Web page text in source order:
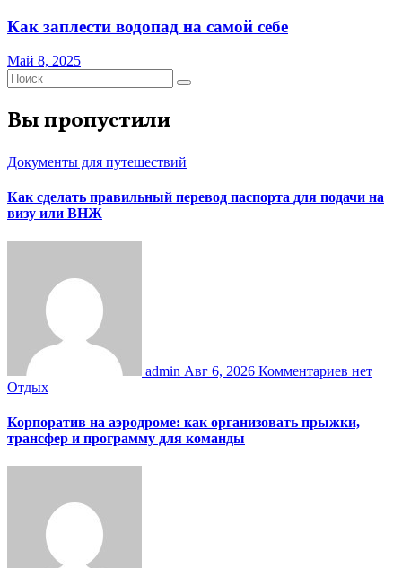
Как заплести водопад на самой себе
Май 8, 2025
Вы пропустили
Документы для путешествий
Как сделать правильный перевод паспорта для подачи на
визу или ВНЖ
admin Авг 6, 2026 Комментариев нет
Отдых
Корпоратив на аэродроме: как организовать прыжки,
трансфер и программу для команды